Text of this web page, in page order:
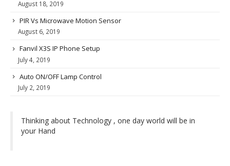
August 18, 2019
PIR Vs Microwave Motion Sensor
August 6, 2019
Fanvil X3S IP Phone Setup
July 4, 2019
Auto ON/OFF Lamp Control
July 2, 2019
Thinking about Technology , one day world will be in
your Hand